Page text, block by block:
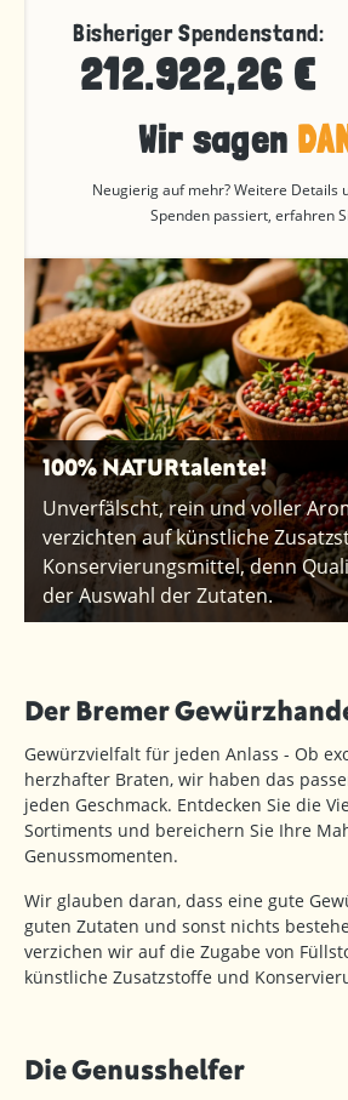
Bisheriger Spendenstand:
212.922,26 €
Wir sagen
Neugierig auf mehr? Weitere Details
Spenden passiert, erfahren
100% NATURtalente!
Unverfälscht, rein und voller
verzichten auf künstliche
Konservierungsmittel, denn
der Auswahl der Zutaten.
Der Bremer
Gewürzvielfalt für jeden Anlass - Ob
herzhafter Braten, wir haben das
jeden Geschmack. Entdecken Sie die
Sortiments und bereichern Sie Ihre
Genussmomenten.
Wir glauben daran, dass eine gute
guten Zutaten und sonst nichts
verzichen wir auf die Zugabe von
künstliche Zusatzstoffe und
Die Genusshelfer